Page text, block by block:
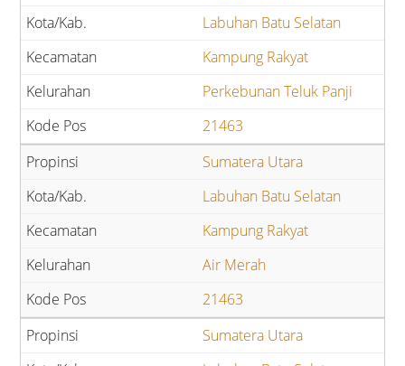
Labuhan Batu Selatan
Kampung Rakyat
Perkebunan Teluk Panji
21463
Sumatera Utara
Labuhan Batu Selatan
Kampung Rakyat
Air Merah
21463
Sumatera Utara